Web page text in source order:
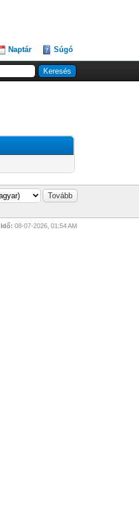
Naptár Súgó
Idő: 08-07-2026, 01:54 AM